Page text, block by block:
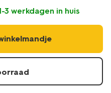
3 werkdagen in huis